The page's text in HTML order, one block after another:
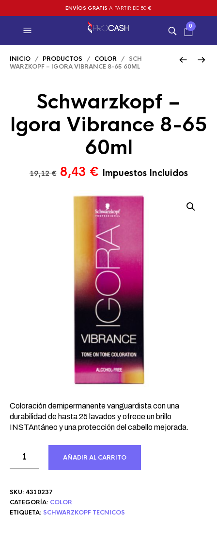
ENVÍOS GRATIS A PARTIR DE 50 €
0
INICIO / PRODUCTOS / COLOR / SCH
WARZKOPF – IGORA VIBRANCE 8-65 60ML
Schwarzkopf –
Igora Vibrance 8-65
60ml
19,12€ El
original
19,12 €.
8,43 €El
precio
actual
es:
8,43 €.
Impuestos Incluidos
Coloración demipermanente vanguardista con una
durabilidad de hasta 25 lavados y ofrece un brillo
INSTAntáneo y una protección del cabello mejorada.
AÑADIR AL CARRITO
SKU: 4310237
CATEGORÍA: COLOR
ETIQUETA: SCHWARZKOPF TECNICOS